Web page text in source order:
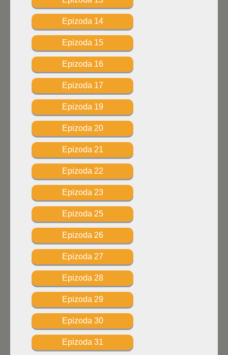
Epizoda 14
Epizoda 15
Epizoda 16
Epizoda 17
Epizoda 19
Epizoda 20
Epizoda 21
Epizoda 22
Epizoda 23
Epizoda 25
Epizoda 26
Epizoda 27
Epizoda 28
Epizoda 29
Epizoda 30
Epizoda 31